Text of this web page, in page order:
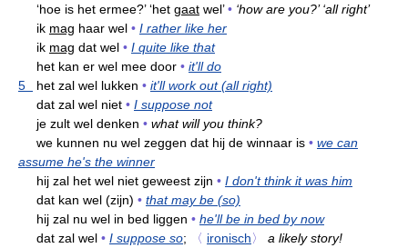
‘hoe is het ermee?’ ‘het gaat wel’• ‘how are you?’ ‘all right’
ik mag haar wel • I rather like her
ik mag dat wel • I quite like that
het kan er wel mee door • it'll do
5
het zal wel lukken • it'll work out (all right)
dat zal wel niet • I suppose not
je zult wel denken • what will you think?
we kunnen nu wel zeggen dat hij de winnaar is • we can
assume he's the winner
hij zal het wel niet geweest zijn • I don't think it was him
dat kan wel (zijn) • that may be (so)
hij zal nu wel in bed liggen • he'll be in bed by now
dat zal wel • I suppose so; 〈 ironisch〉
a likely story!